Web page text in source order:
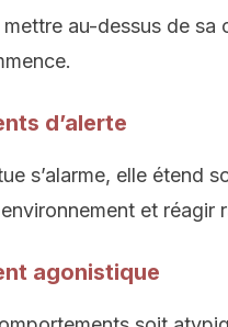
au-dessus de sa
d’alerte
s’alarme, elle étend
et réagir
agonistique